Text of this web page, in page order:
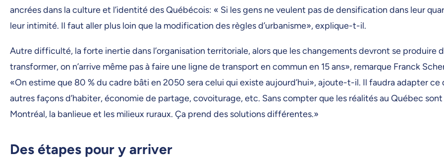
ancrées dans la culture et l’identité des Québécois: « Si les gens ne veulent pas de densification dans leur
leur intimité. Il faut aller plus loin que la modification des règles d’urbanisme», explique-t-il.
Autre difficulté, la forte inertie dans l’organisation territoriale, alors que les changements devront se produire
transformer, on n’arrive même pas à faire une ligne de transport en commun en 15 ans», remarque Franck
«On estime que 80 % du cadre bâti en 2050 sera celui qui existe aujourd’hui», ajoute-t-il. Il faudra adapter
autres façons d’habiter, économie de partage, covoiturage, etc. Sans compter que les réalités au Québec
Montréal, la banlieue et les milieux ruraux. Ça prend des solutions différentes.»
Des étapes pour y arriver